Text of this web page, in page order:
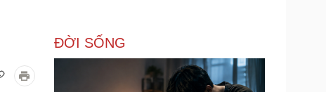
Giá cà phê
ĐỜI SỐNG